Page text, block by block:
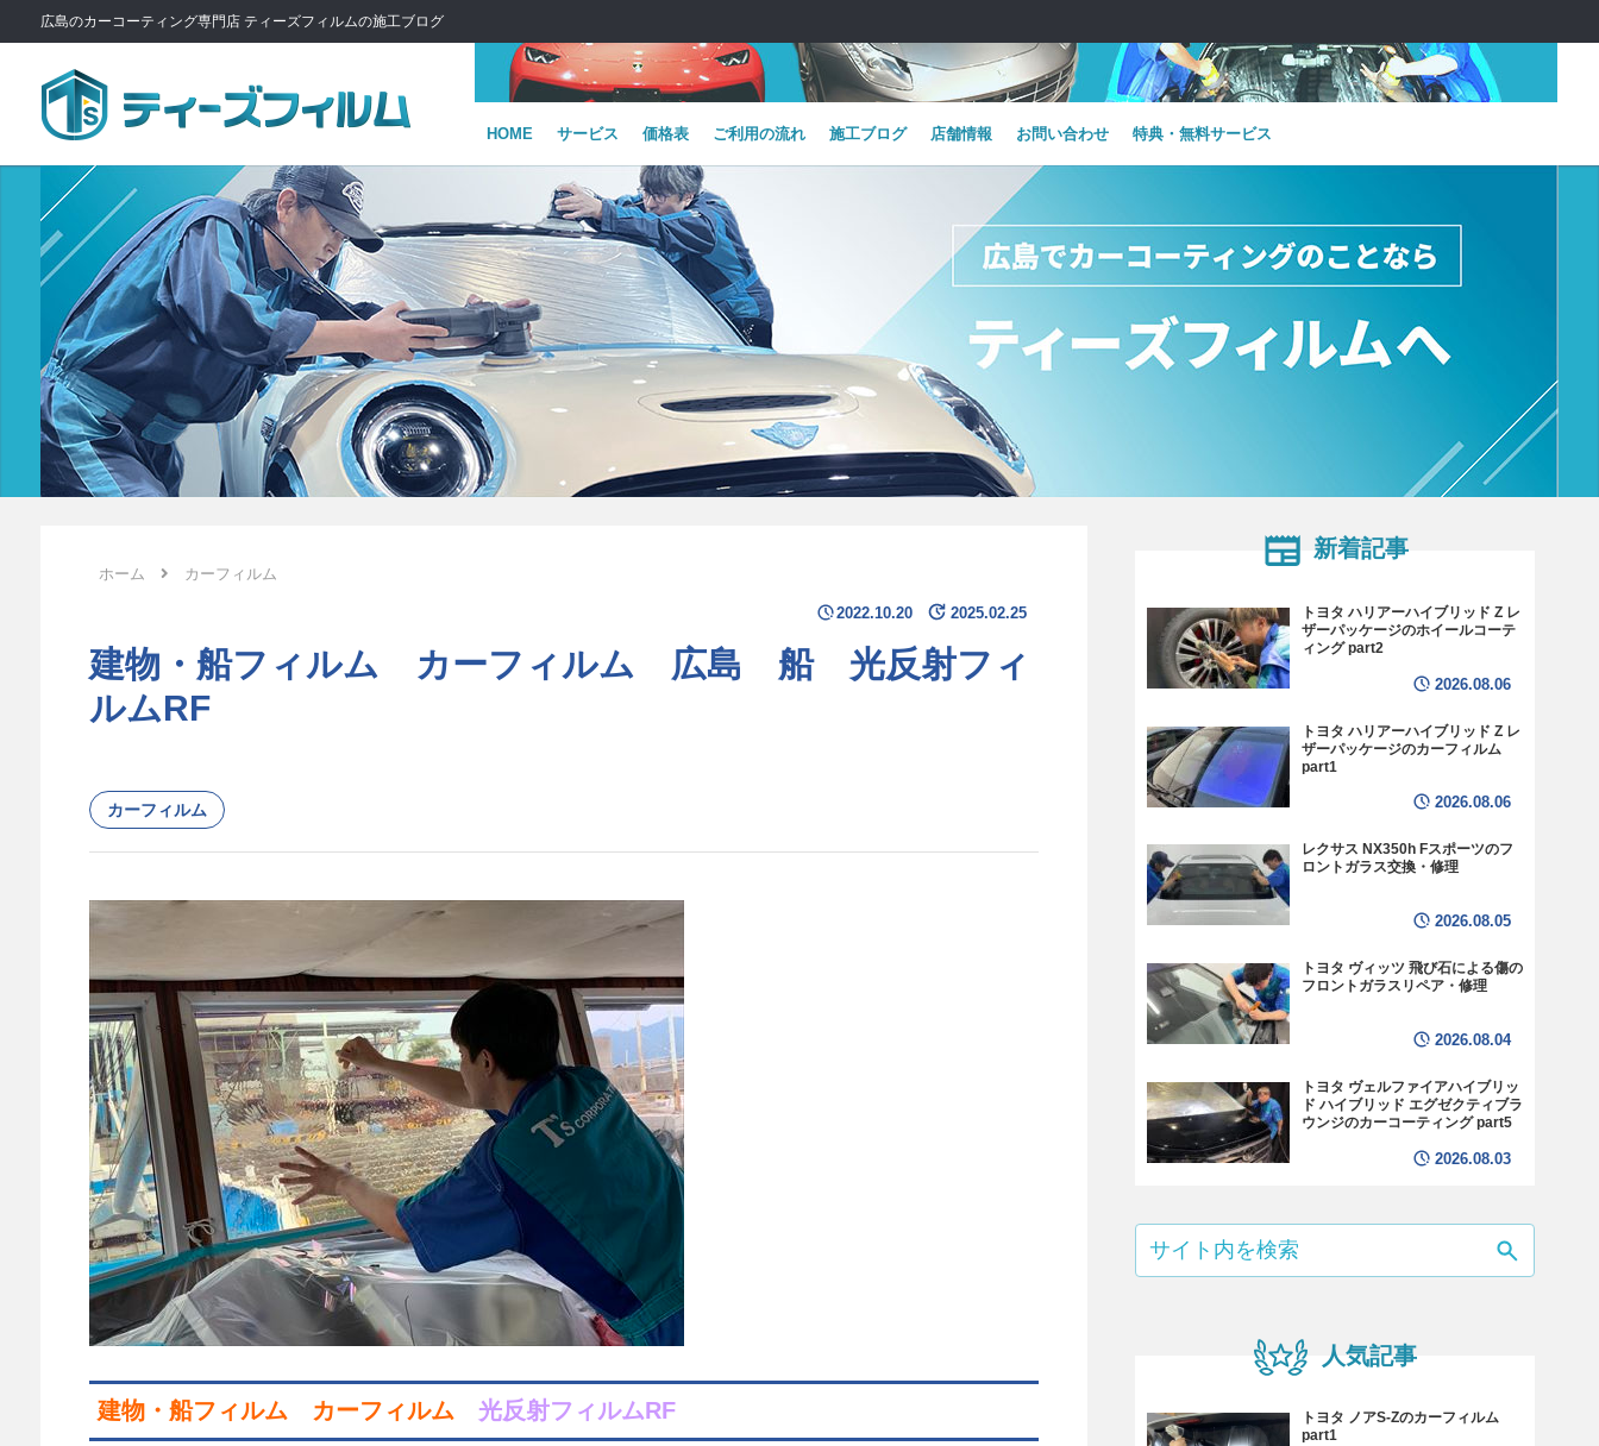
広島のカーコーティング専門店 ティーズフィルムの施工ブログ
HOME サービス 価格表 ご利用の流れ 施工ブログ 店舗情報 お問い合わせ 特典・無料サービス
ホーム カーフィルム
2022.10.20 2025.02.25
建物・船フィルム カーフィルム 広島 船 光反射フィ
ルムRF
カーフィルム
建物・船フィルム カーフィルム 光反射フィルムRF
新着記事
トヨタ ハリアーハイブリッド Z レ
ザーパッケージのホイールコーテ
ィング part2
2026.08.06
トヨタ ハリアーハイブリッド Z レ
ザーパッケージのカーフィルム
part1
2026.08.06
レクサス NX350h Fスポーツのフ
ロントガラス交換・修理
2026.08.05
トヨタ ヴィッツ 飛び石による傷の
フロントガラスリペア・修理
2026.08.04
トヨタ ヴェルファイアハイブリッ
ド ハイブリッド エグゼクティブラ
ウンジのカーコーティング part5
2026.08.03
人気記事
トヨタ ノアS-Zのカーフィルム
part1